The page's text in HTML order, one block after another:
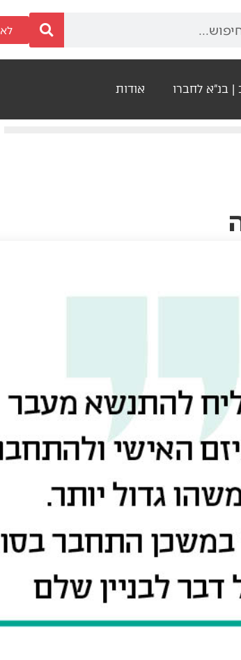
| בנ"א לחברו אודות